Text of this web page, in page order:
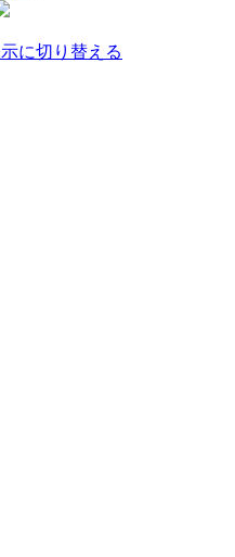
に切り替える